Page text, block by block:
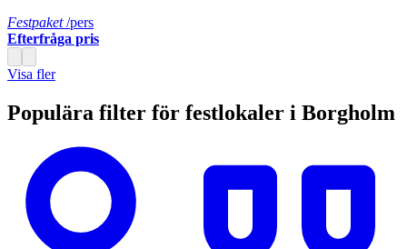
Festpaket/pers
Efterfråga pris
Visa fler
Populära filter för festlokaler i Borgholm